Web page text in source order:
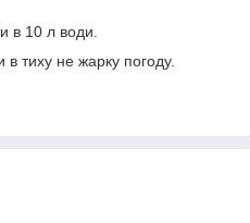
в 10 л води.
тиху не жарку погоду.